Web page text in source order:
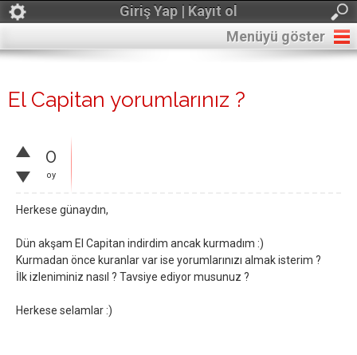
Giriş Yap | Kayıt ol
Menüyü göster
El Capitan yorumlarınız ?
0
oy
Herkese günaydın,
Dün akşam El Capitan indirdim ancak kurmadım :)
Kurmadan önce kuranlar var ise yorumlarınızı almak isterim ?
İlk izleniminiz nasıl ? Tavsiye ediyor musunuz ?
Herkese selamlar :)